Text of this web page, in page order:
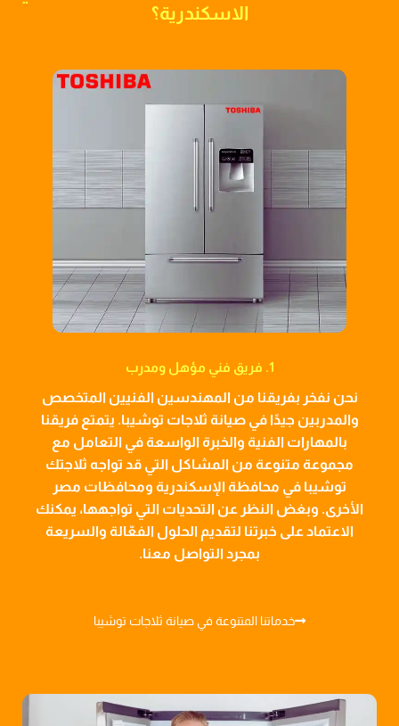
الاسكندرية؟
1. فريق فني مؤهل ومدرب
نحن نفخر بفريقنا من المهندسين الفنيين المتخصص
والمدربين جيدًا في صيانة ثلاجات توشيبا. يتمتع فريقنا
بالمهارات الفنية والخبرة الواسعة في التعامل مع
مجموعة متنوعة من المشاكل التي قد تواجه ثلاجتك
توشيبا في محافظة الإسكندرية ومحافظات مصر
الأخرى. وبغض النظر عن التحديات التي تواجهها، يمكنك
الاعتماد على خبرتنا لتقديم الحلول الفعّالة والسريعة
بمجرد التواصل معنا.
خدماتنا المتنوعة في صيانة ثلاجات توشيبا